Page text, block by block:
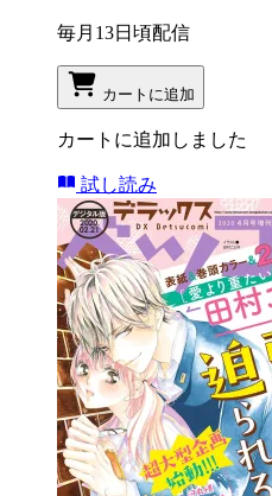
毎月13日頃配信
カートに追加
カートに追加しました
試し読み